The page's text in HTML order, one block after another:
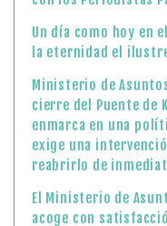
Un día como hoy en
la eternidad el
Ministerio de
cierre del Puente de
enmarca en una
exige una
reabrirlo de
El Ministerio de
acoge con